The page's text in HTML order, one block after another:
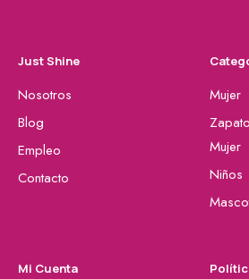
Just Shine
Nosotros
Blog
Empleo
Contacto
Mujer
Mujer
Niños
Mi Cuenta